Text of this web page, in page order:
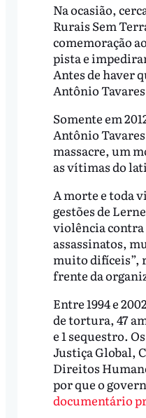
Na ocasião,
Rurais Sem
comemoração
pista e
Antes de haver
Antônio
Somente em
Antônio
massacre, um
as vítimas do
A morte e toda
gestões de
violência contra
assassinatos,
muito difíceis”,
frente da
Entre 1994 e
de tortura, 47
e 1 sequestro.
Justiça Global,
Direitos
por que o
documentário